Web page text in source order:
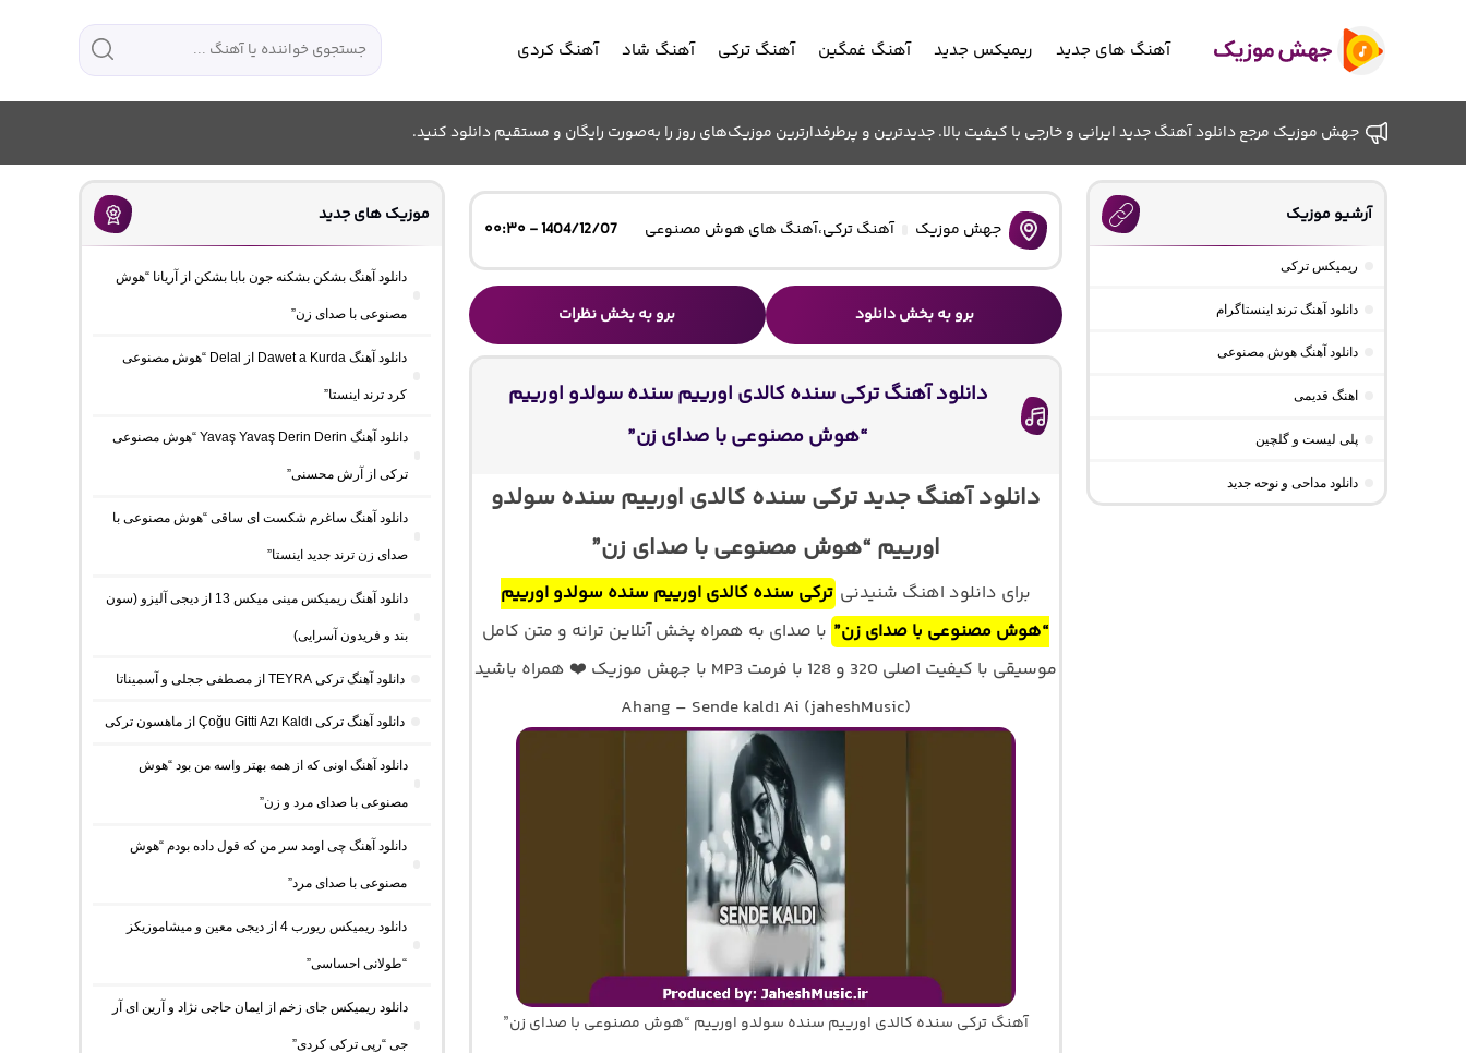
آهنگ های جدید ریمیکس جدید آهنگ غمگین آهنگ ترکی آهنگ شاد آهنگ کردی
جهش موزیک مرجع دانلود آهنگ جدید ایرانی و خارجی با کیفیت بالا. جدیدترین و پرطرفدارترین موزیک‌های روز را به‌صورت رایگان و مستقیم دانلود کنید.
جهش موزیک آهنگ ترکی،آهنگ های هوش مصنوعی 1404/12/07 - ۰۰:۳۰
برو به بخش دانلود برو به بخش نظرات
دانلود آهنگ ترکی سنده کالدی اورییم سنده سولدو اورییم
“هوش مصنوعی با صدای زن”
دانلود آهنگ جدید ترکی سنده کالدی اورییم سنده سولدو
اورییم “هوش مصنوعی با صدای زن”
برای دانلود اهنگ شنیدنی ترکی سنده کالدی اورییم سنده سولدو اورییم
“هوش مصنوعی با صدای زن” با صدای به همراه پخش آنلاین ترانه و متن کامل
موسیقی با کیفیت اصلی 320 و 128 با فرمت MP3 با جهش موزیک ❤️ همراه باشید
Ahang – Sende kaldı Ai (jaheshMusic)
آهنگ ترکی سنده کالدی اورییم سنده سولدو اورییم “هوش مصنوعی با صدای زن”
آرشیو موزیک
ریمیکس ترکی
دانلود آهنگ ترند اینستاگرام
دانلود آهنگ هوش مصنوعی
اهنگ قدیمی
پلی لیست و گلچین
دانلود مداحی و نوحه جدید
موزیک های جدید
دانلود آهنگ بشکن بشکنه جون بابا بشکن از آریانا “هوش
مصنوعی با صدای زن”
دانلود آهنگ Dawet a Kurda از Delal “هوش مصنوعی
کرد ترند اینستا”
دانلود آهنگ Yavaş Yavaş Derin Derin “هوش مصنوعی
ترکی از آرش محسنی”
دانلود آهنگ ساغرم شکست ای ساقی “هوش مصنوعی با
صدای زن ترند جدید اینستا”
دانلود آهنگ ریمیکس مینی میکس 13 از دیجی آلیزو (سون
بند و فریدون آسرایی)
دانلود آهنگ ترکی TEYRA از مصطفی ججلی و آسمیناتا
دانلود آهنگ ترکی Çoğu Gitti Azı Kaldı از ماهسون ترکی
دانلود آهنگ اونی که از همه بهتر واسه من بود “هوش
مصنوعی با صدای مرد و زن”
دانلود آهنگ چی اومد سر من که قول داده بودم “هوش
مصنوعی با صدای مرد”
دانلود ریمیکس ریورب 4 از دیجی معین و میشاموزیکز
“طولانی احساسی”
دانلود ریمیکس جای زخم از ایمان حاجی نژاد و آرین ای آر
جی “رپی ترکی کردی”